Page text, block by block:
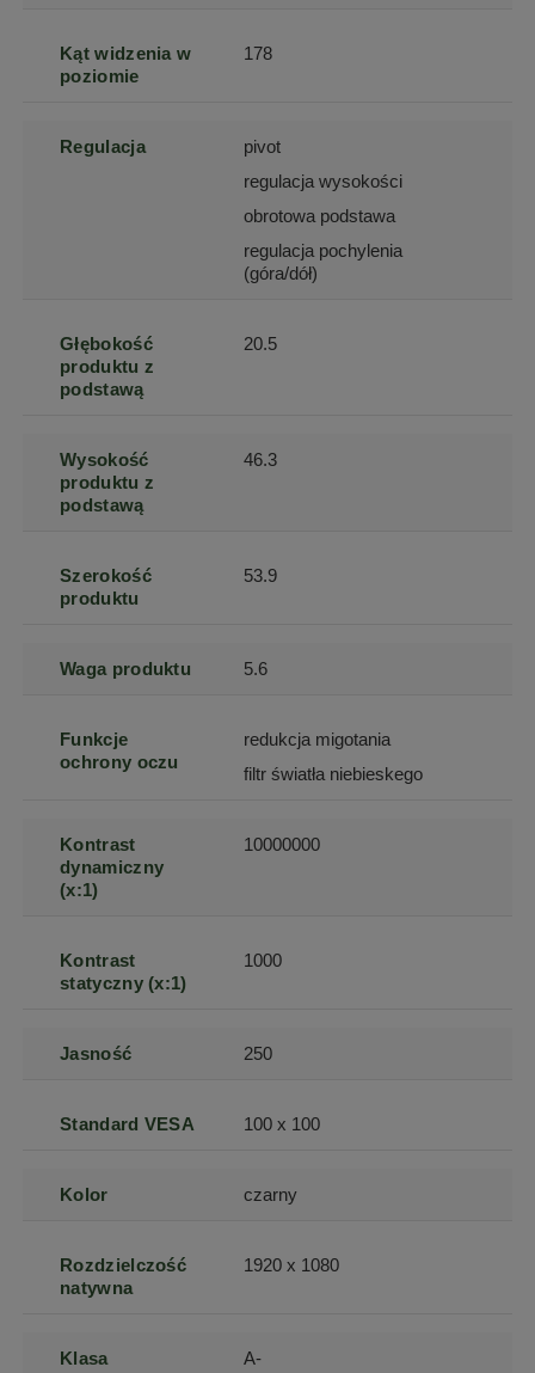
Kąt widzenia w
poziomie
178
Regulacja
pivot
regulacja wysokości
obrotowa podstawa
regulacja pochylenia
(góra/dół)
Głębokość
produktu z
podstawą
20.5
Wysokość
produktu z
podstawą
46.3
Szerokość
produktu
53.9
Waga produktu 5.6
Funkcje
ochrony oczu
redukcja migotania
filtr światła niebieskego
Kontrast
dynamiczny
(x:1)
10000000
Kontrast
statyczny (x:1)
1000
Jasność 250
Standard VESA 100 x 100
Kolor czarny
Rozdzielczość
natywna
1920 x 1080
Klasa A-